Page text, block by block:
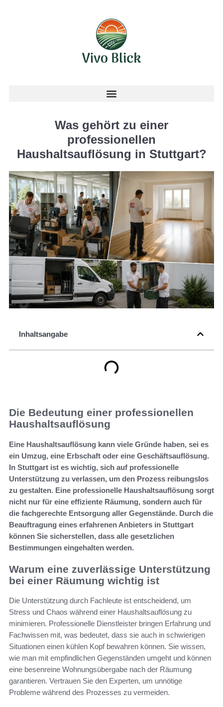
Was gehört zu einer
professionellen
Haushaltsauflösung in Stuttgart?
Inhaltsangabe
Die Bedeutung einer professionellen
Haushaltsauflösung
Eine Haushaltsauflösung kann viele Gründe haben, sei es
ein Umzug, eine Erbschaft oder eine Geschäftsauflösung.
In Stuttgart ist es wichtig, sich auf professionelle
Unterstützung zu verlassen, um den Prozess reibungslos
zu gestalten. Eine professionelle Haushaltsauflösung sorgt
nicht nur für eine effiziente Räumung, sondern auch für
die fachgerechte Entsorgung aller Gegenstände. Durch die
Beauftragung eines erfahrenen Anbieters in Stuttgart
können Sie sicherstellen, dass alle gesetzlichen
Bestimmungen eingehalten werden.
Warum eine zuverlässige Unterstützung
bei einer Räumung wichtig ist
Die Unterstützung durch Fachleute ist entscheidend, um
Stress und Chaos während einer Haushaltsauflösung zu
minimieren. Professionelle Dienstleister bringen Erfahrung und
Fachwissen mit, was bedeutet, dass sie auch in schwierigen
Situationen einen kühlen Kopf bewahren können. Sie wissen,
wie man mit empfindlichen Gegenständen umgeht und können
eine besenreine Wohnungsübergabe nach der Räumung
garantieren. Vertrauen Sie den Experten, um unnötige
Probleme während des Prozesses zu vermeiden.